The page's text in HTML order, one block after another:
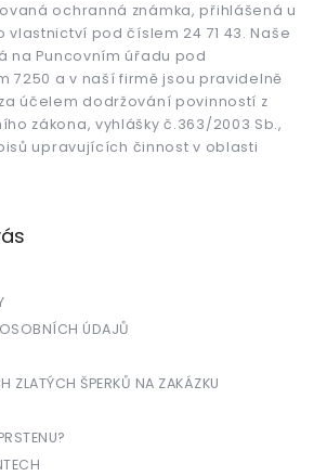
ochranná známka, přihlášená u
vlastnictví pod číslem 24 71 43. Naše
na Puncovním úřadu pod
7250 a v naší firmě jsou pravidelně
účelem dodržování povinností z
zákona, vyhlášky č.363/2003 Sb.,
upravujících činnost v oblasti
ÚDAJŮ
ZLATÝCH ŠPERKŮ NA ZAKÁZKU